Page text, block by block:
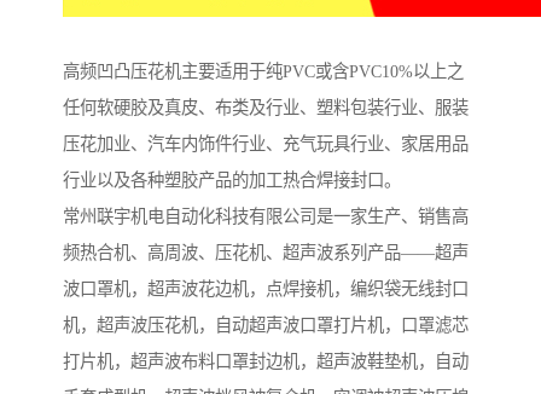
高频凹凸压花机主要适用于纯PVC或含PVC10%以上之
任何软硬胶及真皮、布类及行业、塑料包装行业、服装
压花加业、汽车内饰件行业、充气玩具行业、家居用品
行业以及各种塑胶产品的加工热合焊接封口。
常州联宇机电自动化科技有限公司是一家生产、销售高
频热合机、高周波、压花机、超声波系列产品——超声
波口罩机，超声波花边机，点焊接机，编织袋无线封口
机，超声波压花机，自动超声波口罩打片机，口罩滤芯
打片机，超声波布料口罩封边机，超声波鞋垫机，自动